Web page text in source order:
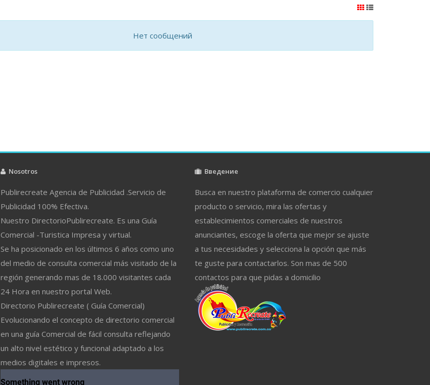
Нет сообщений
Nosotros
Publirecreate Agencia de Publicidad .Servicio de
Publicidad 100% Efectiva.
Nuestro DirectorioPublirecreate. Es una Guía
Comercial -Turistica Impresa y virtual.
Se ha posicionado en los últimos 6 años como uno
del medio de consulta comercial más visitado de la
región generando mas de 18.000 visitantes cada
24 Hora en nuestro portal Web.
Directorio Publirecreate ( Guía Comercial)
Evolucionando el concepto de directorio comercial
en una guía Comercial de fácil consulta reflejando
un alto nivel estético y funcional adaptado a los
medios digitales e impresos.
Введение
Busca en nuestro plataforma de comercio cualquier
producto o servicio, mira las ofertas y
establecimientos comerciales de nuestros
anunciantes, escoge la oferta que mejor se ajuste
a tus necesidades y selecciona la opción que más
te guste para contactarlos. Son mas de 500
contactos para que pidas a domicilio